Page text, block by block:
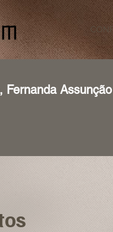
Fernanda